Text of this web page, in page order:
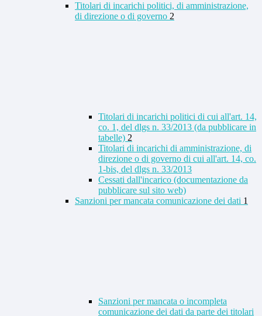
Titolari di incarichi politici, di amministrazione,
di direzione o di governo 2
Titolari di incarichi politici di cui all'art. 14,
co. 1, del dlgs n. 33/2013 (da pubblicare in
tabelle) 2
Titolari di incarichi di amministrazione, di
direzione o di governo di cui all'art. 14, co.
1-bis, del dlgs n. 33/2013
Cessati dall'incarico (documentazione da
pubblicare sul sito web)
Sanzioni per mancata comunicazione dei dati 1
Sanzioni per mancata o incompleta
comunicazione dei dati da parte dei titolari